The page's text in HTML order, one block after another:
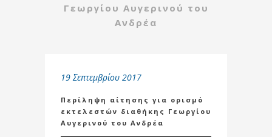
Γεωργίου Αυγερινού του
Ανδρέα
19 Σεπτεμβρίου 2017
Περίληψη αίτησης για ορισμό
εκτελεστών διαθήκης Γεωργίου
Αυγερινού του Ανδρέα